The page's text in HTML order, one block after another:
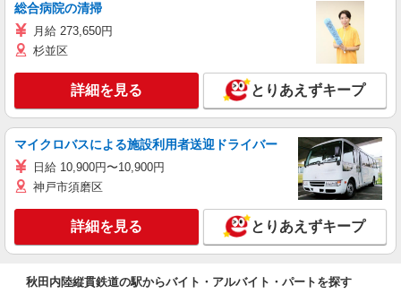
総合病院の清掃
月給 273,650円
杉並区
詳細を見る とりあえずキープ
マイクロバスによる施設利用者送迎ドライバー
日給 10,900円〜10,900円
神戸市須磨区
詳細を見る とりあえずキープ
秋田内陸縦貫鉄道の駅からバイト・アルバイト・パートを探す